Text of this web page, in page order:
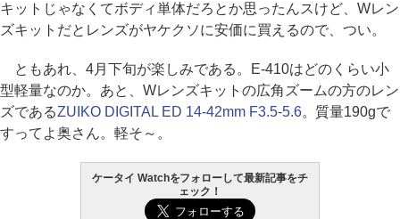
キットじゃなくてボディ単体だろとか思ったんスけど、Wレン
ズキットだとレンズがヤケクソに安価に買えるので、つい。
ともあれ、4月下旬が楽しみである。E-410はどのくらい小
型軽量なのか。あと、Wレンズキットの広角ズームの方のレン
ズであるZUIKO DIGITAL ED 14-42mm F3.5-5.6。質量190gで
すってよ奥さん。軽そ～。
ケータイ Watchをフォローして最新記事をチ
ェック！